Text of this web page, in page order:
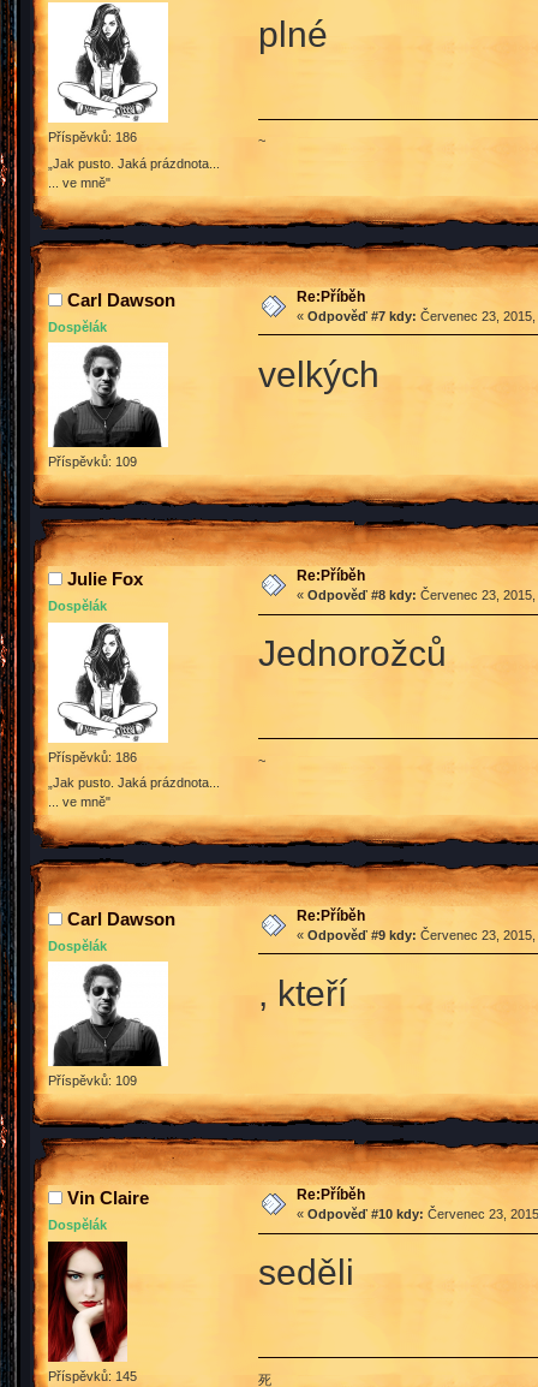
Příspěvků: 186
„Jak pusto. Jaká prázdnota...
... ve mně"
plné
~
Carl Dawson
Dospělák
Příspěvků: 109
Re:Příběh
« Odpověď #7 kdy: Červenec 23,
velkých
Julie Fox
Dospělák
Příspěvků: 186
„Jak pusto. Jaká prázdnota...
... ve mně"
Re:Příběh
« Odpověď #8 kdy: Červenec 23,
Jednorožců
~
Carl Dawson
Dospělák
Příspěvků: 109
Re:Příběh
« Odpověď #9 kdy: Červenec 23,
, kteří
Vin Claire
Dospělák
Příspěvků: 145
Re:Příběh
« Odpověď #10 kdy: Červenec 23,
seděli
死